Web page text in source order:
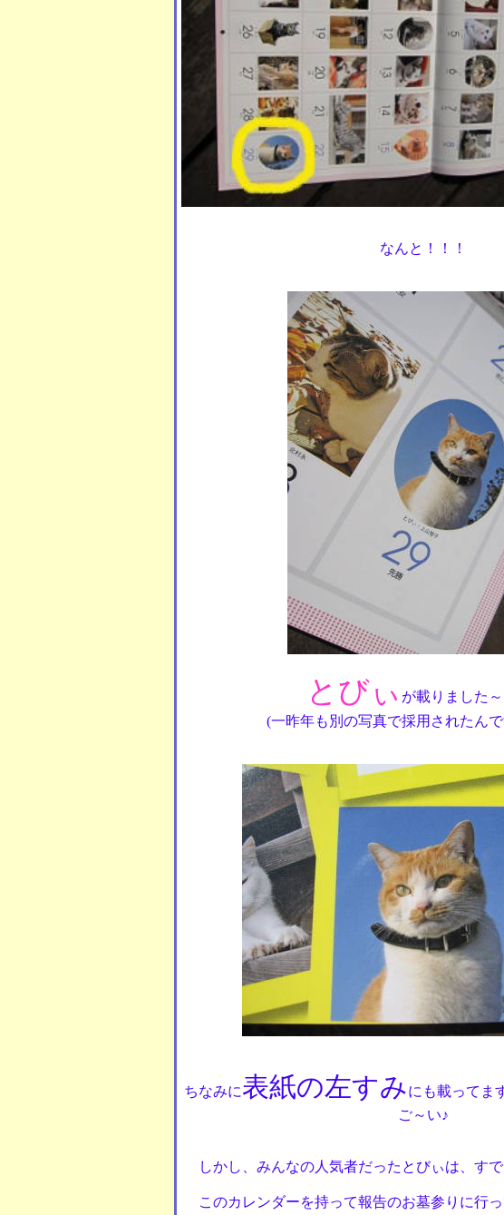
なんと！！！
とびぃ が載りました
(一昨年も別の写真で採用されたん
ちなみに表紙の左すみにも載ってま
ご～い♪
しかし、みんなの人気者だったとびぃは、す
このカレンダーを持って報告のお墓参りに行